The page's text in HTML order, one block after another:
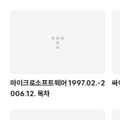
마이크로소프트웨어 1997.02.-2
006.12. 목차
싸